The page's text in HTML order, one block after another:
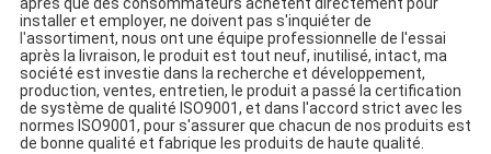
après que des consommateurs achètent directement pour
installer et employer, ne doivent pas s'inquiéter de
l'assortiment, nous ont une équipe professionnelle de l'essai
après la livraison, le produit est tout neuf, inutilisé, intact, ma
société est investie dans la recherche et développement,
production, ventes, entretien, le produit a passé la certification
de système de qualité ISO9001, et dans l'accord strict avec les
normes ISO9001, pour s'assurer que chacun de nos produits est
de bonne qualité et fabrique les produits de haute qualité.